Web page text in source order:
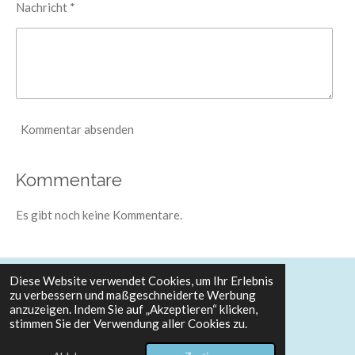
Diese Website verwendet Cookies, um Ihr Erlebnis
zu verbessern und maßgeschneiderte Werbung
anzuzeigen. Indem Sie auf „Akzeptieren“ klicken,
stimmen Sie der Verwendung aller Cookies zu.
Nachricht *
Kommentar absenden
Kommentare
Es gibt noch keine Kommentare.
© 2025 TheatertotalbesteuertImpressum
Datenschutzerklärung